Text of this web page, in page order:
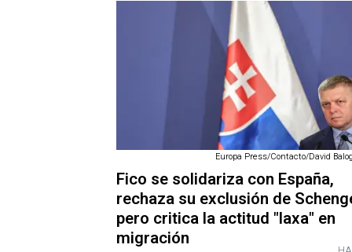
Europa Press/Contacto/David
Fico se solidariza con España,
rechaza su exclusión de
pero critica la actitud "laxa" en
migración